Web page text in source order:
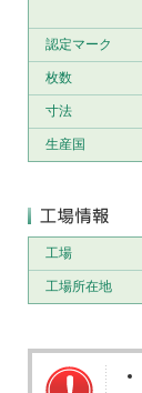
認定マーク
枚数
寸法
生産国
工場
工場所在地